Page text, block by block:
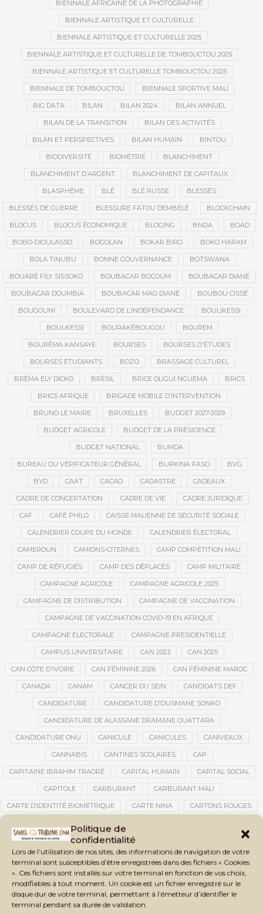
Politique de
confidentialité
Lors de l’utilisation de nos sites, des informations de navigation de votre
terminal sont susceptibles d’être enregistrées dans des fichiers « Cookies
». Ces fichiers sont installés sur votre terminal en fonction de vos choix,
modifiables à tout moment. Un cookie est un fichier enregistré sur le
disque dur de votre terminal, permettant à l’émetteur d’identifier le
terminal pendant sa durée de validation.
BIENNALE AFRICAINE DE LA PHOTOGRAPHIE
BIENNALE ARTISTIQUE ET CULTURELLE
BIENNALE ARTISTIQUE ET CULTURELLE 2025
BIENNALE ARTISTIQUE ET CULTURELLE DE TOMBOUCTOU 2025
BIENNALE ARTISTIQUE ET CULTURELLE TOMBOUCTOU 2025
BIENNALE DE TOMBOUCTOU BIENNALE SPORTIVE MALI
BIG DATA BILAN BILAN 2024 BILAN ANNUEL
BILAN DE LA TRANSITION BILAN DES ACTIVITÉS
BILAN ET PERSPECTIVES BILAN HUMAIN BINTOU
BIODIVERSITÉ BIOMÉTRIE BLANCHIMENT
BLANCHIMENT D’ARGENT BLANCHIMENT DE CAPITAUX
BLASPHÈME BLÉ BLÉ RUSSE BLESSÉS
BLESSÉS DE GUERRE BLESSURE FATOU DEMBÉLÉ BLOCKCHAIN
BLOCUS BLOCUS ÉCONOMIQUE BLOGING BNDA BOAD
BOBO-DIOULASSO BOGOLAN BOKAR BIRO BOKO HARAM
BOLA TINUBU BONNE GOUVERNANCE BOTSWANA
BOUARÉ FILY SISSOKO BOUBACAR BOCOUM BOUBACAR DIANÉ
BOUBACAR DOUMBIA BOUBACAR MAO DIANÉ BOUBOU CISSÉ
BOUGOUNI BOULEVARD DE L’INDÉPENDANCE BOULIKESSI
BOULKESSI BOURAKÉBOUGOU BOUREM
BOURÉMA KANSAYE BOURSES BOURSES D'ÉTUDES
BOURSES ÉTUDIANTS BOZO BRASSAGE CULTUREL
BRÉMA ELY DICKO BRÉSIL BRICE OLIGUI NGUEMA BRICS
BRICS AFRIQUE BRIGADE MOBILE D’INTERVENTION
BRUNO LE MAIRE BRUXELLES BUDGET 2027-2029
BUDGET AGRICOLE BUDGET DE LA PRÉSIDENCE
BUDGET NATIONAL BUMDA
BUREAU DU VÉRIFICATEUR GÉNÉRAL BURKINA FASO BVG
BYD CAAT CACAO CADASTRE CADEAUX
CADRE DE CONCERTATION CADRE DE VIE CADRE JURIDIQUE
CAF CAFÉ PHILO CAISSE MALIENNE DE SÉCURITÉ SOCIALE
CALENDRIER COUPE DU MONDE CALENDRIER ÉLECTORAL
CAMEROUN CAMIONS-CITERNES CAMP COMPÉTITION MALI
CAMP DE RÉFUGIÉS CAMP DES DÉPLACÉS CAMP MILITAIRE
CAMPAGNE AGRICOLE CAMPAGNE AGRICOLE 2025
CAMPAGNE DE DISTRIBUTION CAMPAGNE DE VACCINATION
CAMPAGNE DE VACCINATION COVID-19 EN AFRIQUE
CAMPAGNE ÉLECTORALE CAMPAGNE PRÉSIDENTIELLE
CAMPUS UNIVERSITAIRE CAN 2023 CAN 2025
CAN CÔTE D'IVOIRE CAN FÉMININE 2026 CAN FÉMININE MAROC
CANADA CANAM CANCER DU SEIN CANDIDATS DEF
CANDIDATURE CANDIDATURE D'OUSMANE SONKO
CANDIDATURE DE ALASSANE DRAMANE OUATTARA
CANDIDATURE ONU CANICULE CANICULES CANIVEAUX
CANNABIS CANTINES SCOLAIRES CAP
CAPITAINE IBRAHIM TRAORÉ CAPITAL HUMAIN CAPITAL SOCIAL
CAPITOLE CARBURANT CARBURANT MALI
CARTE D’IDENTITÉ BIOMÉTRIQUE CARTE NINA CARTONS ROUGES
CATASTROPHES CLIMATIQUES
CAUTION 10 000 DOLLARS CAUTION DE VISA CDAT CECOGEC
CÉDÉAO CEDEAO CEI CÉLÉBRATION NATIONALE CEMAC
CEMAPI CEN-SNESUP CENOU CENSURE
CENTRAFRIQUE CENTRALE SOLAIRE